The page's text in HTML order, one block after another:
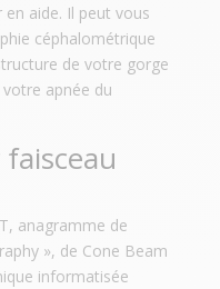
aide. Il peut vous
céphalométrique
de votre gorge
apnée du
anagramme de
», de Cone Beam
informatisée